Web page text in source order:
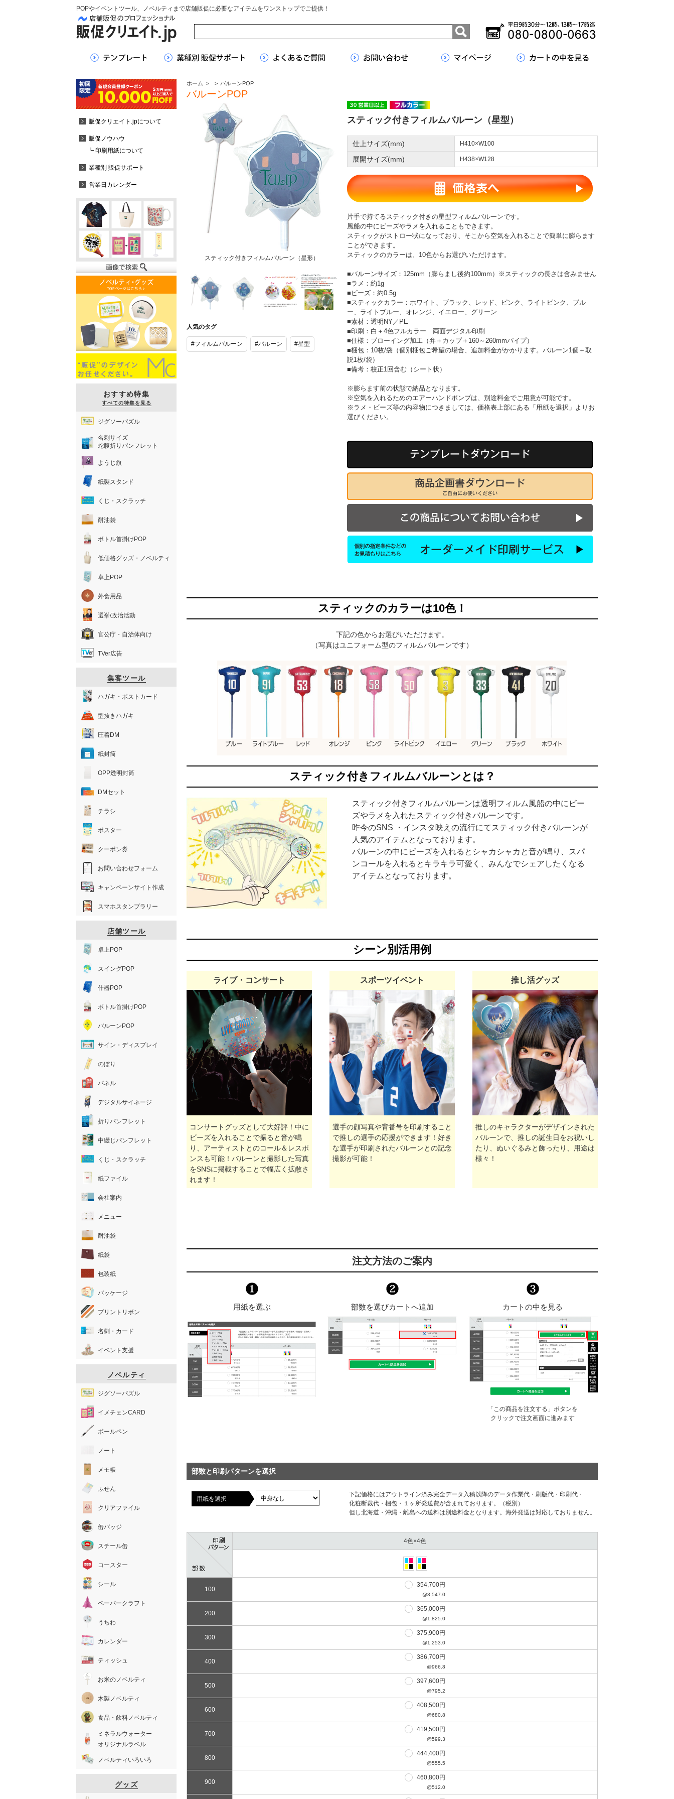
POPやイベントツール、ノベルティまで店舗販促に必要なアイテムをワンストップでご提供！
ホーム > > バルーンPOP
バルーンPOP
スティック付きフィルムバルーン（星形）
きフィルムバ
形）
人気のタグ
#フィルムバルーン #バルーン #星型
スティック付きフィルムバルーン（星型）
仕上サイズ(mm) H410×W100
展開サイズ(mm) H438×W128
片手で持てるスティック付きの星型フィルムバルーンです。
風船の中にビーズやラメを入れることもできます。
スティックがストロー状になっており、そこから空気を入れることで簡単に膨らます
ことができます。
スティックのカラーは、10色からお選びいただけます。
■バルーンサイズ：125mm（膨らまし後約100mm）※スティックの長さは含みません
■ラメ：約1g
■ビーズ：約0.5g
■スティックカラー：ホワイト、ブラック、レッド、ピンク、ライトピンク、ブル
ー、ライトブルー、オレンジ、イエロー、グリーン
■素材：透明NY／PE
■印刷：白＋4色フルカラー 両面デジタル印刷
■仕様：ブローイング加工（弁＋カップ＋160～260mmパイプ）
■梱包：10枚/袋（個別梱包ご希望の場合、追加料金がかかります。バルーン1個＋取
説1枚/袋）
■備考：校正1回含む（シート状）
※膨らます前の状態で納品となります。
※空気を入れるためのエアーハンドポンプは、別途料金でご用意が可能です。
※ラメ・ビーズ等の内容物につきましては、価格表上部にある「用紙を選択」よりお
選びください。
スティックのカラーは10色！
下記の色からお選びいただけます。
（写真はユニフォーム型のフィルムバルーンです）
スティック付きフィルムバルーンとは？
スティック付きフィルムバルーンは透明フィルム風船の中にビー
ズやラメを入れたスティック付きバルーンです。
昨今のSNS ・インスタ映えの流行にてスティック付きバルーンが
人気のアイテムとなっております。
バルーンの中にビーズを入れるとシャカシャカと音が鳴り、スパ
ンコールを入れるとキラキラ可愛く、みんなでシェアしたくなる
アイテムとなっております。
シーン別活用例
ライブ・コンサート
コンサートグッズとして大好評！中に
ビーズを入れることで振ると音が鳴
り、アーティストとのコール＆レスポ
ンスも可能！バルーンと撮影した写真
をSNSに掲載することで幅広く拡散さ
れます！
スポーツイベント
選手の顔写真や背番号を印刷すること
で推しの選手の応援ができます！好き
な選手が印刷されたバルーンとの記念
撮影が可能！
推し活グッズ
推しのキャラクターがデザインされた
バルーンで、推しの誕生日をお祝いし
たり、ぬいぐるみと飾ったり、用途は
様々！
注文方法のご案内
用紙を選ぶ 部数を選びカートへ追加 カートの中を見る
「この商品を注文する」ボタンを
クリックで注文画面に進みます
部数と印刷パターンを選択
用紙を選択
下記価格にはアウトライン済み完全データ⼊稿以降のデータ作業代・刷版代・印刷代・
化粧断裁代・梱包・１ヶ所発送費が含まれております。（税別）
但し北海道・沖縄・離島への送料は別途料⾦となります。海外発送は対応しておりません。
4色×4色
100
354,700円
@3,547.0
200
365,000円
@1,825.0
300
375,900円
@1,253.0
400
386,700円
@966.8
500
397,600円
@795.2
600
408,500円
@680.8
700
419,500円
@599.3
800
444,400円
@555.5
900
460,800円
@512.0
販促クリエイト.jpについて
販促ノウハウ
┗ 印刷用紙について
業種別 販促サポート
営業日カレンダー
おすすめ特集
すべての特集を見る
ジグソーパズル
名刺サイズ
蛇腹折りパンフレット
ようじ旗
紙製スタンド
くじ・スクラッチ
耐油袋
ボトル首掛けPOP
低価格グッズ・ノベルティ
卓上POP
外食用品
選挙/政治活動
官公庁・自治体向け
TVer広告
集客ツール
ハガキ・ポストカード
型抜きハガキ
圧着DM
紙封筒
OPP透明封筒
DMセット
チラシ
ポスター
クーポン券
お問い合わせフォーム
キャンペーンサイト作成
スマホスタンプラリー
店舗ツール
卓上POP
スイングPOP
什器POP
ボトル首掛けPOP
バルーンPOP
サイン・ディスプレイ
のぼり
パネル
デジタルサイネージ
折りパンフレット
中綴じパンフレット
くじ・スクラッチ
紙ファイル
会社案内
メニュー
耐油袋
紙袋
包装紙
パッケージ
プリントリボン
名刺・カード
イベント支援
ノベルティ
ジグソーパズル
イメチェンCARD
ボールペン
ノート
メモ帳
ふせん
クリアファイル
缶バッジ
スチール缶
コースター
シール
ペーパークラフト
うちわ
カレンダー
ティッシュ
お米のノベルティ
木製ノベルティ
食品・飲料ノベルティ
ミネラルウォーター
オリジナルラベル
ノベルティいろいろ
グッズ